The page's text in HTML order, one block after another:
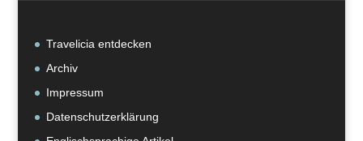
Travelicia entdecken
Archiv
Impressum
Datenschutzerklärung